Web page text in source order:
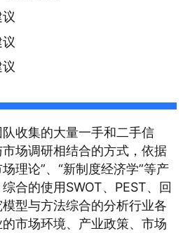
收集的大量一手和二手信
场调研相结合的方式，依据
理论”、“新制度经济学”等产
合的使用SWOT、PEST、回
型与方法综合的分析行业各
市场环境、产业政策、市场